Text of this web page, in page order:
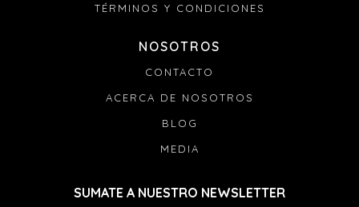
TÉRMINOS Y CONDICIONES
NOSOTROS
CONTACTO
ACERCA DE NOSOTROS
BLOG
MEDIA
SUMATE A NUESTRO NEWSLETTER